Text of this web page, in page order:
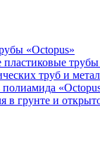
«Octopus»
трубы
труб и
в грунте и